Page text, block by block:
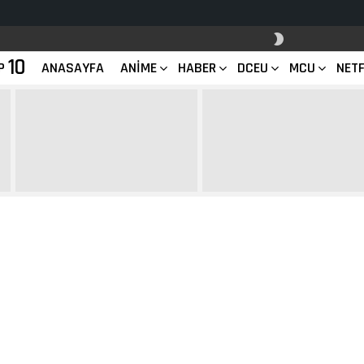
ANAHTARI
10 ANASAYFA ANIME HABER DCEU MCU